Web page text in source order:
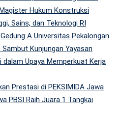
Hukum Konstruksi
Sains, dan Teknologi RI
A Universitas Pekalongan
Kunjungan Yayasan
dalam Upaya Memperkuat Kerja
Prestasi di PEKSIMIDA Jawa
PBSI Raih Juara 1 Tangkai